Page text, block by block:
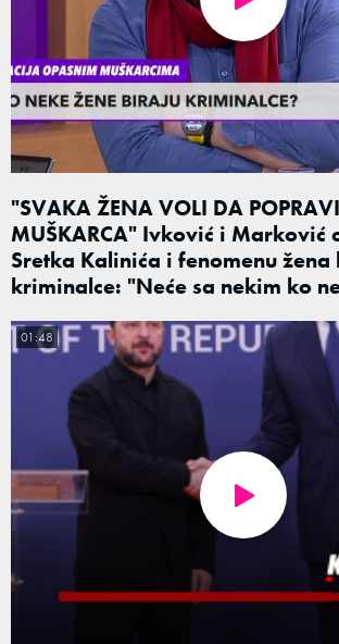
"SVAKA ŽENA VOLI DA
MUŠKARCA" Ivković i Marković
Sretka Kalinića i fenomenu
kriminalce: "Neće sa nekim ko
01:48